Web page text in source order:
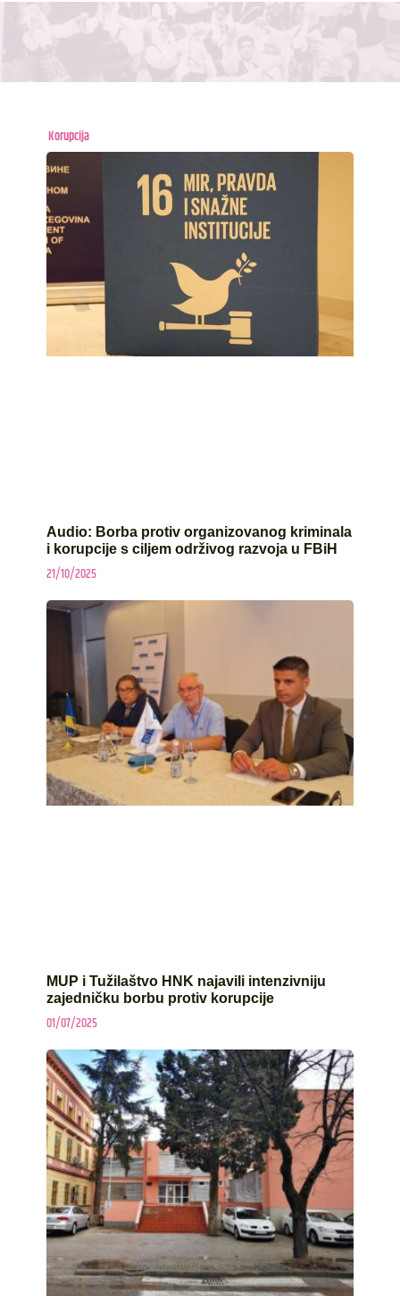
Korupcija
Audio: Borba protiv organizovanog kriminala
i korupcije s ciljem održivog razvoja u FBiH
21/10/2025
MUP i Tužilaštvo HNK najavili intenzivniju
zajedničku borbu protiv korupcije
01/07/2025